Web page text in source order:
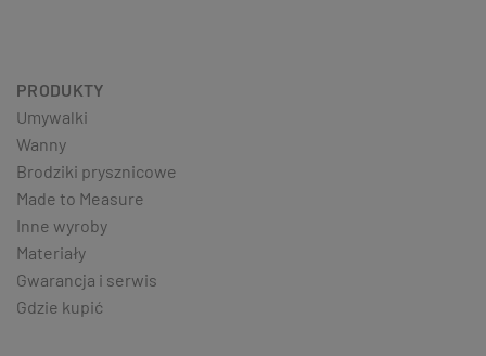
PRODUKTY
Umywalki
Wanny
Brodziki prysznicowe
Made to Measure
Inne wyroby
Materiały
Gwarancja i serwis
Gdzie kupić